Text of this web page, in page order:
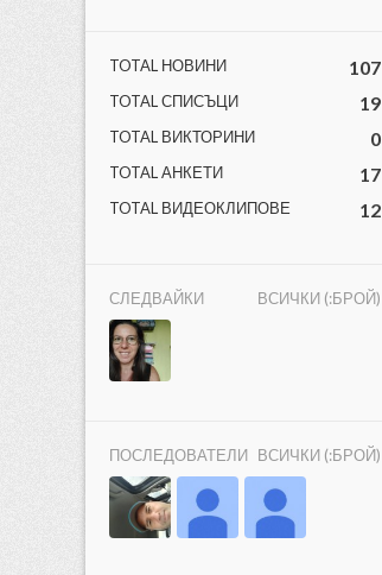
TOTAL НОВИНИ 107
TOTAL СПИСЪЦИ 19
TOTAL ВИКТОРИНИ 0
TOTAL АНКЕТИ 17
TOTAL ВИДЕОКЛИПОВЕ 12
СЛЕДВАЙКИ ВСИЧКИ (:БРОЙ)
ПОСЛЕДОВАТЕЛИ ВСИЧКИ (:БРОЙ)